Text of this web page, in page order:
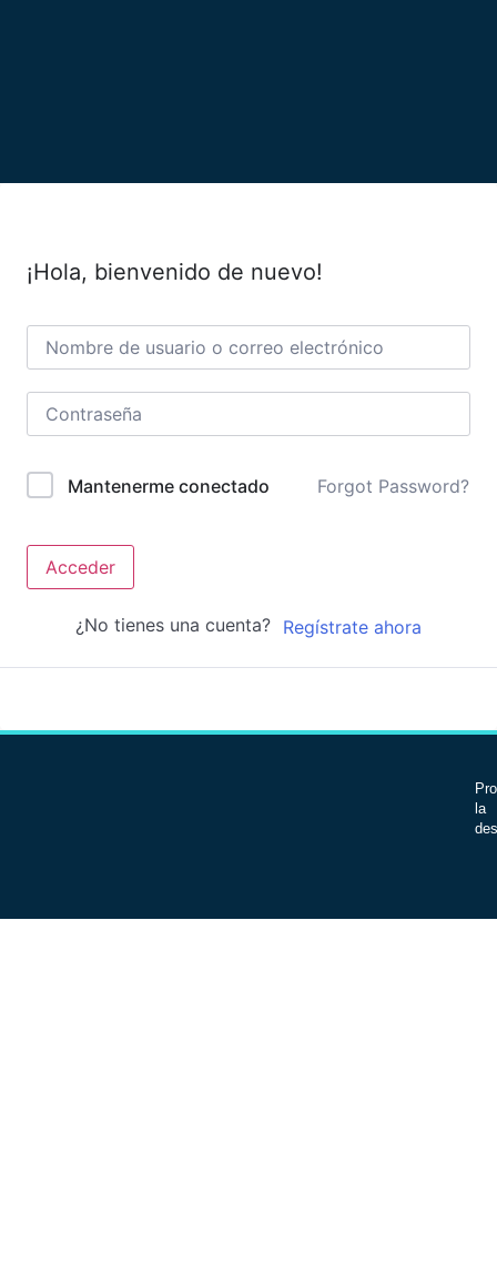
¡Hola, bienvenido de nuevo!
Mantenerme conectado Forgot Password?
Acceder
¿No tienes una cuenta? Regístrate ahora
la